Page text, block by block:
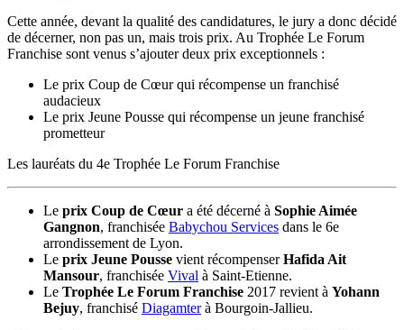
Cette année, devant la qualité des candidatures, le jury a donc décidé
de décerner, non pas un, mais trois prix. Au Trophée Le Forum
Franchise sont venus s’ajouter deux prix exceptionnels :
Le prix Coup de Cœur qui récompense un franchisé
audacieux
Le prix Jeune Pousse qui récompense un jeune franchisé
prometteur
Les lauréats du 4e Trophée Le Forum Franchise
Le prix Coup de Cœur a été décerné à Sophie Aimée
Gangnon, franchisée Babychou Services dans le 6e
arrondissement de Lyon.
Le prix Jeune Pousse vient récompenserHafida Ait
Mansour, franchisée Vival à Saint-Etienne.
Le Trophée Le Forum Franchise 2017 revient à Yohann
Bejuy, franchisé Diagamterà Bourgoin-Jallieu.